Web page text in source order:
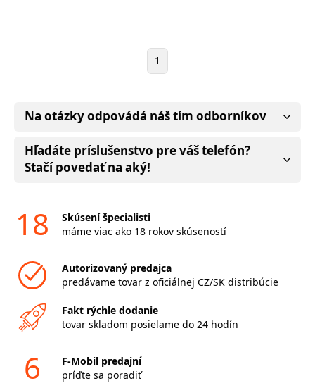
1
Na otázky odpovádá náš tím odborníkov
Hľadáte príslušenstvo pre váš telefón?
Stačí povedať na aký!
18
Skúsení špecialisti
máme viac ako 18 rokov skúseností
Autorizovaný predajca
predávame tovar z oficiálnej CZ/SK distribúcie
Fakt rýchle dodanie
tovar skladom posielame do 24 hodín
6
F-Mobil predajní
príďte sa poradiť